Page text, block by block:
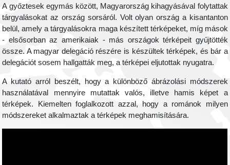
A győztesek egymás között, Magyarország kihagyásával folytattak
tárgyalásokat az ország sorsáról. Volt olyan ország a kisantanton
belül, amely a tárgyalásokra maga készített térképeket, míg mások
- elsősorban az amerikaiak - más országok térképeit gyűjtötték
össze. A magyar delegáció részére is készültek térképek, és bár a
delegációt sosem hallgatták meg, a térképei eljutottak nyugatra.
A kutató arról beszélt, hogy a különböző ábrázolási módszerek
használatával mennyire mutattak valós, illetve hamis képet a
térképek. Kiemelten foglalkozott azzal, hogy a románok milyen
módszereket alkalmaztak a térképek meghamisítására.